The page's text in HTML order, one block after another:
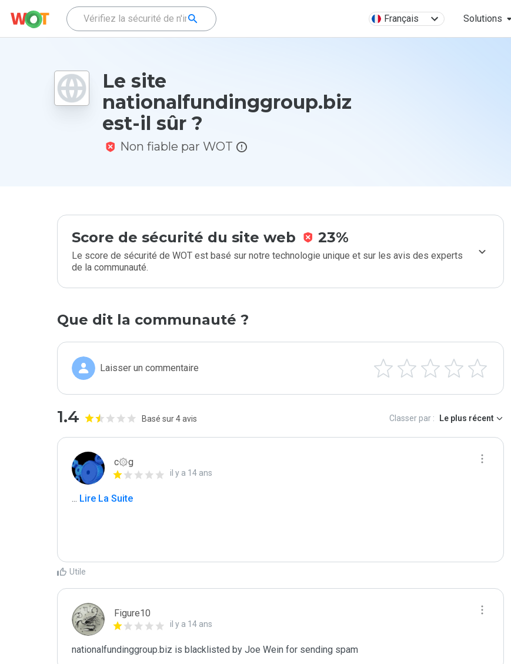
Français Solutions
Le site
nationalfundinggroup.biz
est-il sûr ?
Non fiable par WOT
Score de sécurité du site web 23%
Le score de sécurité de WOT est basé sur notre technologie unique et sur les avis des experts
de la communauté.
Que dit la communauté ?
Laisser un commentaire
1.4 Basé sur 4 avis Classer par : Le plus récent
c۞g
il y a 14 ans
... Lire La Suite
Utile
Figure10
il y a 14 ans
nationalfundinggroup.biz is blacklisted by Joe Wein for sending spam